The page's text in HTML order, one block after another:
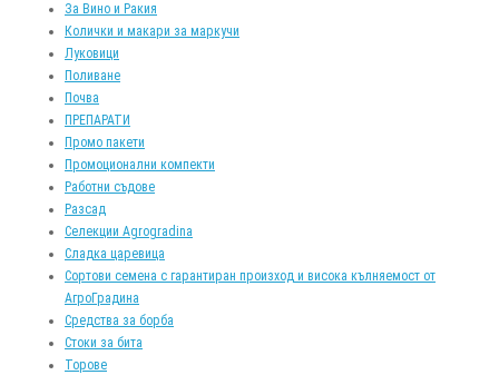
За Вино и Ракия
Колички и макари за маркучи
Луковици
Поливане
Почва
ПРЕПАРАТИ
Промо пакети
Промоционални компекти
Работни съдове
Разсад
Селекции Agrogradina
Сладка царевица
Сортови семена с гарантиран произход и висока кълняемост от
АгроГрадина
Средства за борба
Стоки за бита
Торове